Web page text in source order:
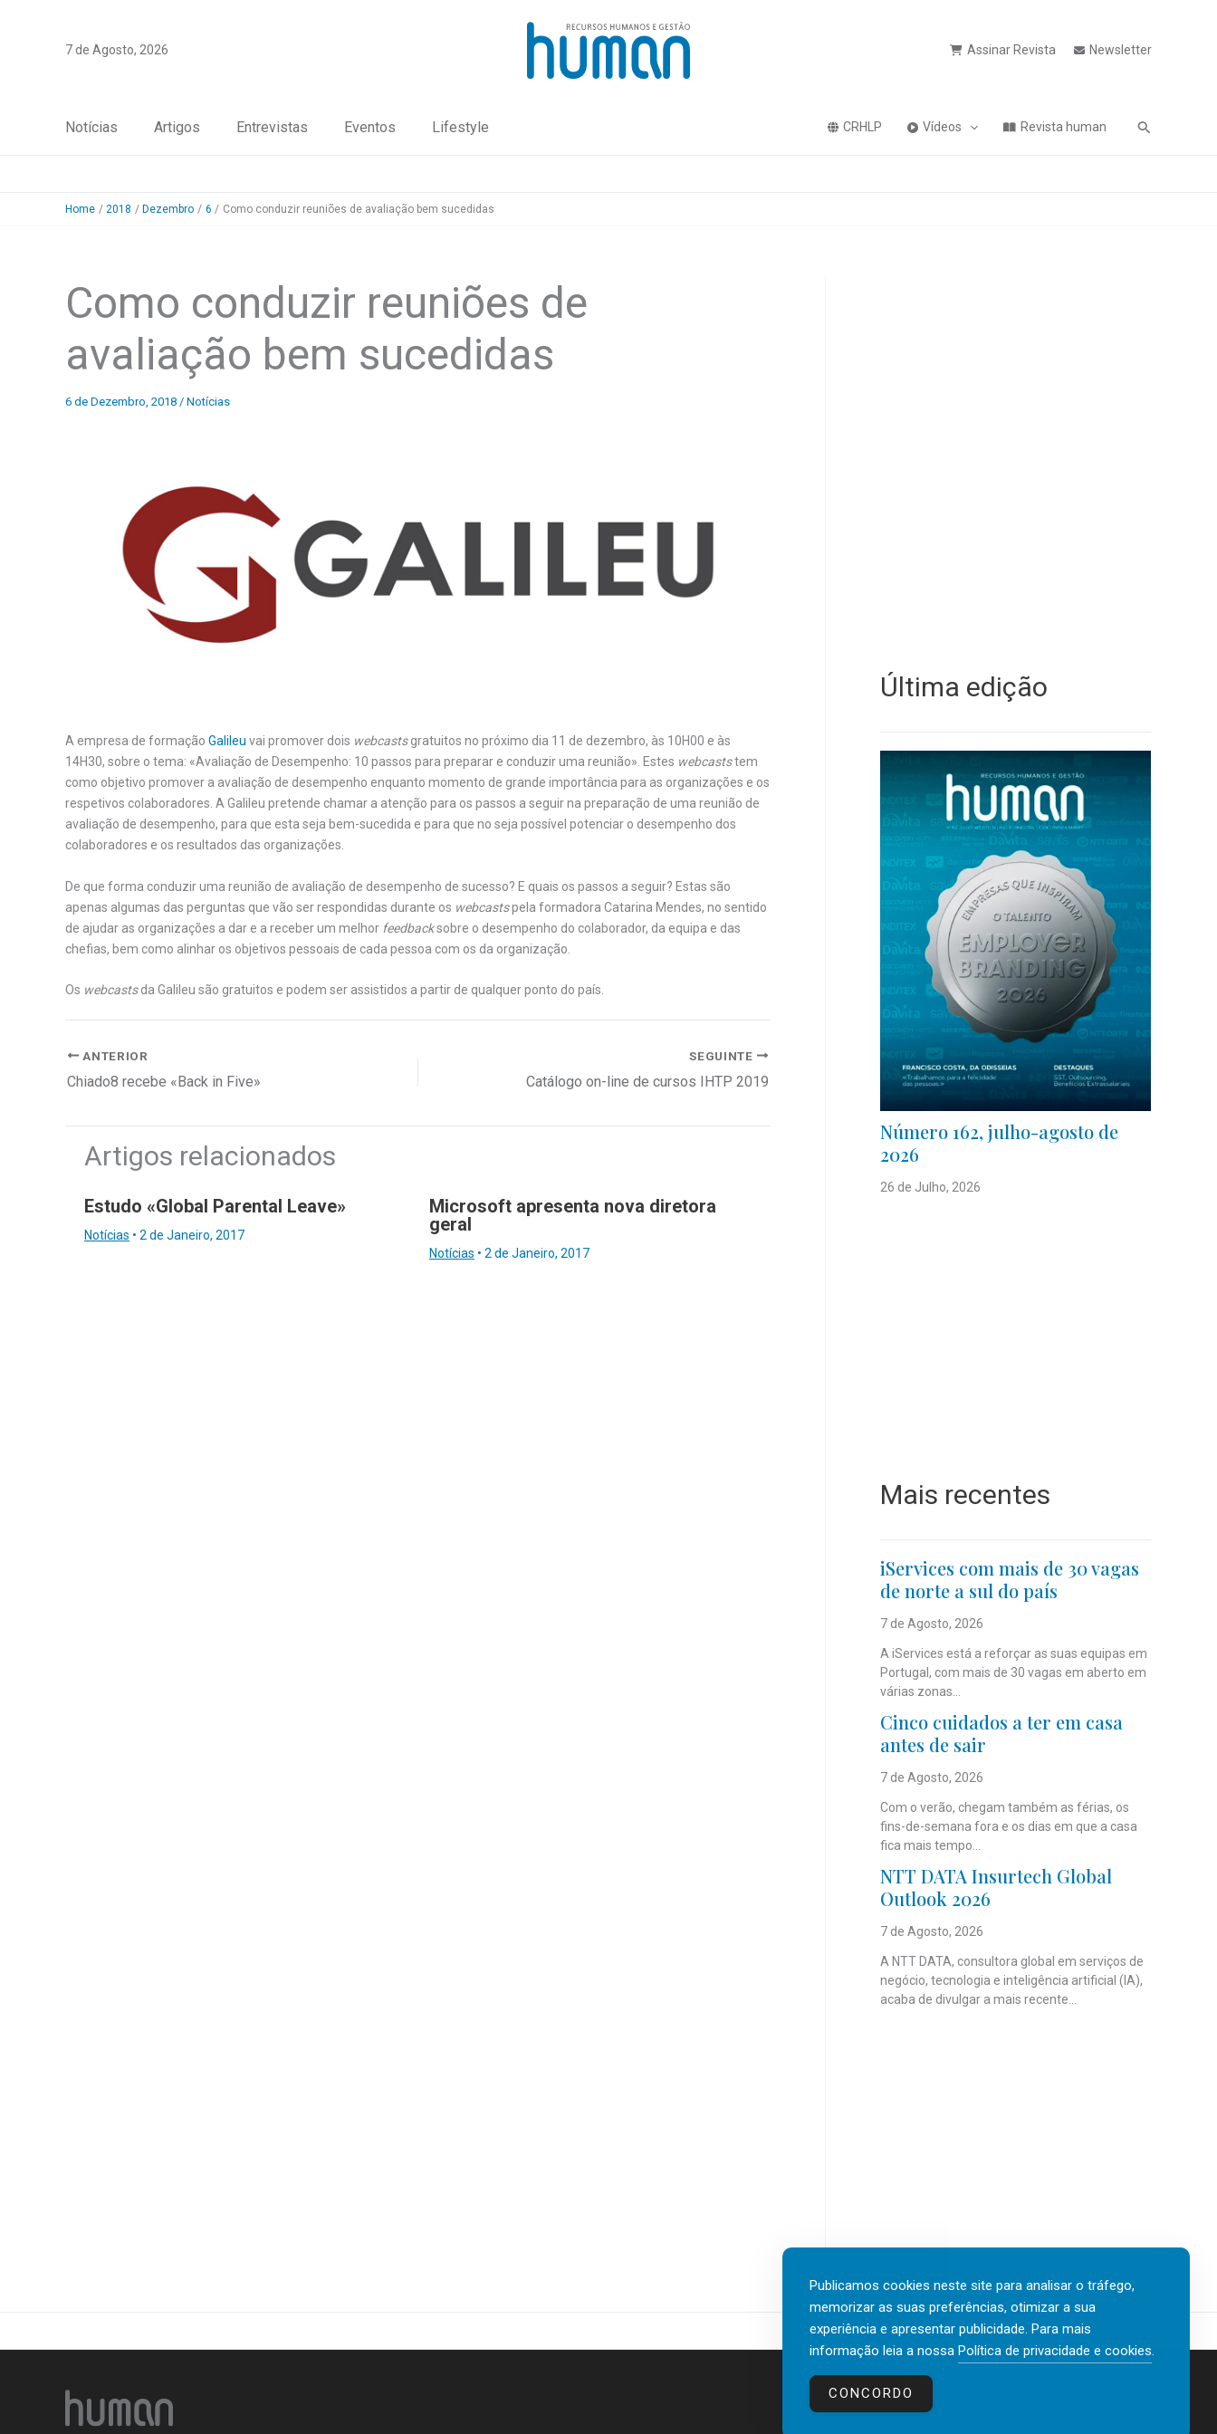
7 de Agosto, 2026 Assinar Revista Newsletter
Notícias Artigos Entrevistas Eventos Lifestyle CRHLP Vídeos Revista human Pesquisa
Home 2018 Dezembro 6 Como conduzir reuniões de avaliação bem sucedidas
Como conduzir reuniões de
avaliação bem sucedidas
6 de Dezembro, 2018 / Notícias
A empresa de formação Galileu vai promover dois webcastsgratuitos no próximo dia 11 de dezembro, às 10H00 e às
14H30, sobre o tema: «Avaliação de Desempenho: 10 passos para preparar e conduzir uma reunião». Estes webcaststem
como objetivo promover a avaliação de desempenho enquanto momento de grande importância para as organizações e os
respetivos colaboradores. A Galileu pretende chamar a atenção para os passos a seguir na preparação de uma reunião de
avaliação de desempenho, para que esta seja bem-sucedida e para que no seja possível potenciar o desempenho dos
colaboradores e os resultados das organizações.
De que forma conduzir uma reunião de avaliação de desempenho de sucesso? E quais os passos a seguir? Estas são
apenas algumas das perguntas que vão ser respondidas durante os webcastspela formadora Catarina Mendes, no sentido
de ajudar as organizações a dar e a receber um melhor feedbacksobre o desempenho do colaborador, da equipa e das
chefias, bem como alinhar os objetivos pessoais de cada pessoa com os da organização.
Os webcastsda Galileu são gratuitos e podem ser assistidos a partir de qualquer ponto do país.
ANTERIOR
Chiado8 recebe «Back in Five»
SEGUINTE
Catálogo on-line de cursos IHTP 2019
Artigos relacionados
Estudo «Global Parental Leave»
Notícias • 2 de Janeiro, 2017
Microsoft apresenta nova diretora
geral
Notícias • 2 de Janeiro, 2017
Última edição
Número 162, julho-agosto de
2026
26 de Julho, 2026
Mais recentes
iServices com mais de 30 vagas
de norte a sul do país
7 de Agosto, 2026
A iServices está a reforçar as suas equipas em
Portugal, com mais de 30 vagas em aberto em
várias zonas...
Cinco cuidados a ter em casa
antes de sair
7 de Agosto, 2026
Com o verão, chegam também as férias, os
fins-de-semana fora e os dias em que a casa
fica mais tempo...
NTT DATA Insurtech Global
Outlook 2026
7 de Agosto, 2026
A NTT DATA, consultora global em serviços de
negócio, tecnologia e inteligência artificial (IA),
acaba de divulgar a mais recente...
Contactos
Publicamos cookies neste site para analisar o tráfego,
memorizar as suas preferências, otimizar a sua
experiência e apresentar publicidade. Para mais
informação leia a nossa Política de privacidade e cookies.
CONCORDO